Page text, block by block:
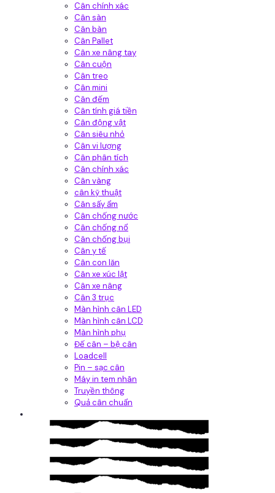
Cân chính xác
Cân sàn
Cân bàn
Cân Pallet
Cân xe nâng tay
Cân cuộn
Cân treo
Cân mini
Cân đếm
Cân tính giá tiền
Cân động vật
Cân siêu nhỏ
Cân vi lượng
Cân phân tích
Cân chính xác
Cân vàng
cân kỹ thuật
Cân sấy ẩm
Cân chống nước
Cân chống nổ
Cân chống bụi
Cân y tế
Cân con lăn
Cân xe xúc lật
Cân xe nâng
Cân 3 trục
Màn hình cân LED
Màn hình cân LCD
Màn hình phụ
Đế cân – bệ cân
Loadcell
Pin – sạc cân
Máy in tem nhãn
Truyền thông
Quả cân chuẩn